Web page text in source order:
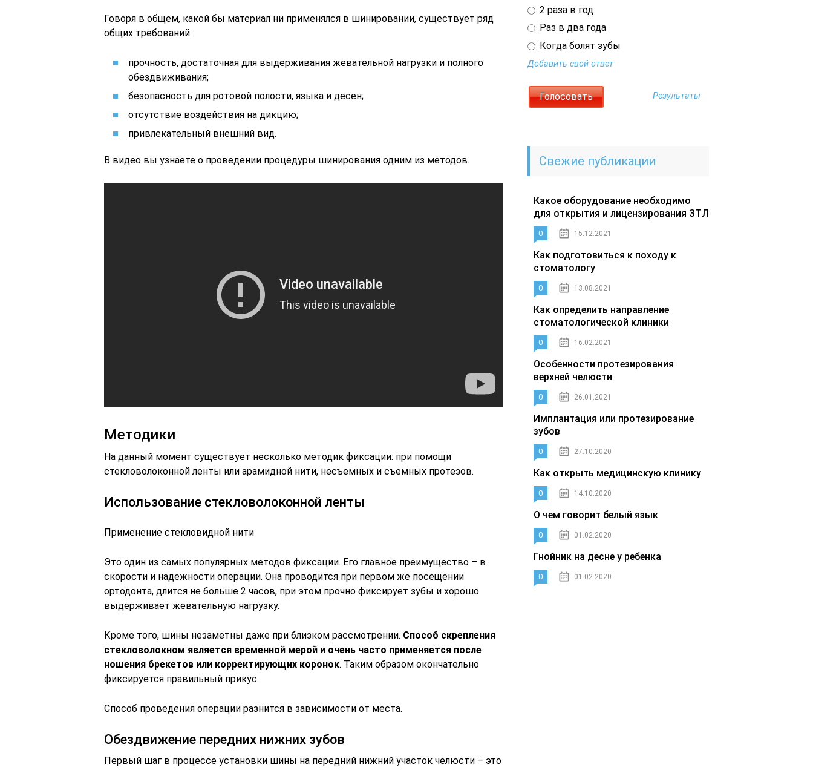
Говоря в общем, какой бы материал ни применялся в шинировании, существует ряд
общих требований:
прочность, достаточная для выдерживания жевательной нагрузки и полного
обездвиживания;
безопасность для ротовой полости, языка и десен;
отсутствие воздействия на дикцию;
привлекательный внешний вид.
В видео вы узнаете о проведении процедуры шинирования одним из методов.
Методики
На данный момент существует несколько методик фиксации: при помощи
стекловолоконной ленты или арамидной нити, несъемных и съемных протезов.
Использование стекловолоконной ленты
Применение стекловидной нити
Это один из самых популярных методов фиксации. Его главное преимущество – в
скорости и надежности операции. Она проводится при первом же посещении
ортодонта, длится не больше 2 часов, при этом прочно фиксирует зубы и хорошо
выдерживает жевательную нагрузку.
Кроме того, шины незаметны даже при близком рассмотрении. Способ скрепления
стекловолокном является временной мерой и очень часто применяется после
ношения брекетов или корректирующих коронок. Таким образом окончательно
фиксируется правильный прикус.
Способ проведения операции разнится в зависимости от места.
Обездвижение передних нижних зубов
Первый шаг в процессе установки шины на передний нижний участок челюсти – это
2 раза в год
Раз в два года
Когда болят зубы
Добавить свой ответ
Результаты
Свежие публикации
Какое оборудование необходимо
для открытия и лицензирования ЗТЛ
0 15.12.2021
Как подготовиться к походу к
стоматологу
0 13.08.2021
Как определить направление
стоматологической клиники
0 16.02.2021
Особенности протезирования
верхней челюсти
0 26.01.2021
Имплантация или протезирование
зубов
0 27.10.2020
Как открыть медицинскую клинику
0 14.10.2020
О чем говорит белый язык
0 01.02.2020
Гнойник на десне у ребенка
0 01.02.2020